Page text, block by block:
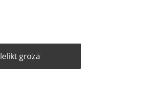
Ielikt grozā